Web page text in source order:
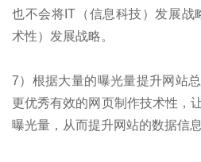
也不会将IT（信息科技）发展战
术性）发展战略。
7）根据大量的曝光量提升网站
更优秀有效的网页制作技术性，
曝光量，从而提升网站的数据信息